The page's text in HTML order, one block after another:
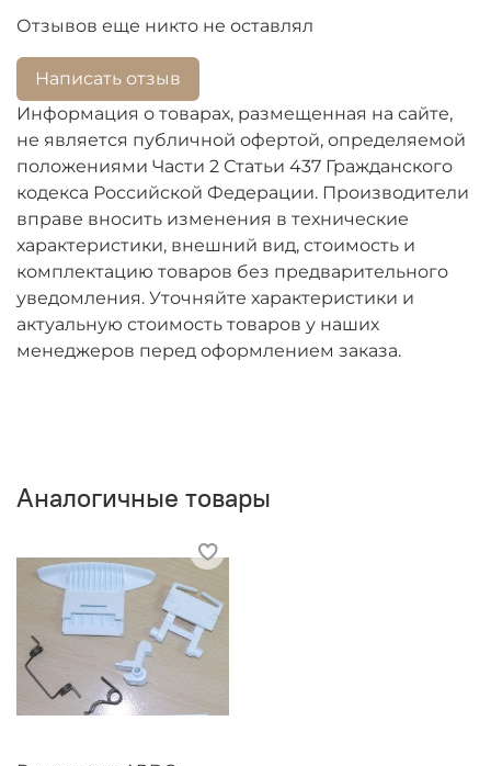
Отзывов еще никто не оставлял
Написать отзыв
Информация о товарах, размещенная на сайте,
не является публичной офертой, определяемой
положениями Части 2 Статьи 437 Гражданского
кодекса Российской Федерации. Производители
вправе вносить изменения в технические
характеристики, внешний вид, стоимость и
комплектацию товаров без предварительного
уведомления. Уточняйте характеристики и
актуальную стоимость товаров у наших
менеджеров перед оформлением заказа.
Аналогичные товары